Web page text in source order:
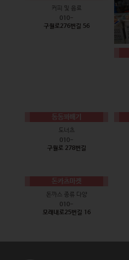
커피 및 음료
010-
구월로276번길 56
동동꽈배기
도너츠
010-
구월로 278번길
돈카츠마켓
돈까스 종류 다양
010-
모래내로25번길 16